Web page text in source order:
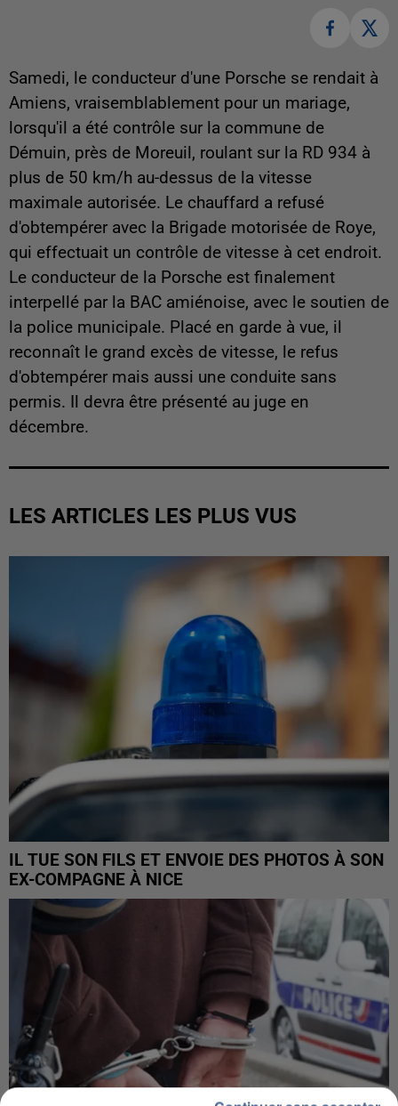
Samedi, le conducteur d'une Porsche se rendait à
Amiens, vraisemblablement pour un mariage,
lorsqu'il a été contrôle sur la commune de
Démuin, près de Moreuil, roulant sur la RD 934 à
plus de 50 km/h au-dessus de la vitesse
maximale autorisée. Le chauffard a refusé
d'obtempérer avec la Brigade motorisée de Roye,
qui effectuait un contrôle de vitesse à cet endroit.
Le conducteur de la Porsche est finalement
interpellé par la BAC amiénoise, avec le soutien de
la police municipale. Placé en garde à vue, il
reconnaît le grand excès de vitesse, le refus
d'obtempérer mais aussi une conduite sans
permis. Il devra être présenté au juge en
décembre.
LES ARTICLES LES PLUS VUS
IL TUE SON FILS ET ENVOIE DES PHOTOS À SON
EX-COMPAGNE À NICE